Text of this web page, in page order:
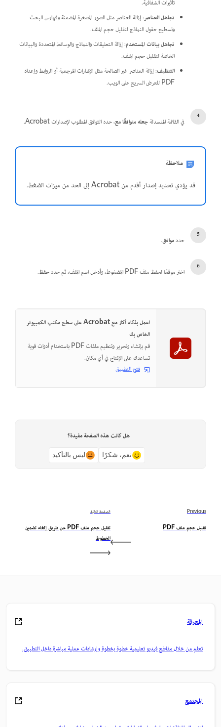
تأثيرات الشفافية.
تجاهل العناصر: إزالة العناصر مثل الصور المصغرة المضمنة وفهارس البحث
وتسطيح حقول النماذج لتقليل حجم الملف.
تجاهل بيانات المستخدم: إزالة التعليقات والنماذج والوسائط المتعددة والبيانات
الخاصة لتقليل حجم الملف.
التنظيف: إزالة العناصر غير الصالحة مثل الإشارات المرجعية أو الروابط وإعداد
PDF للعرض السريع على الويب.
في القائمة المنسدلةجعله متوافقًا مع، حدد التوافق المطلوب لإصدارات Acrobat.
ملاحظة
قد يؤدي تحديد إصدار أقدم من Acrobat إلى الحد من ميزات الضغط.
حددموافق.
اختر موقعًا لحفظ ملف PDF المضغوط، وأدخل اسم الملف، ثم حدد حفظ.
اعمل بذكاء أكثر مع Acrobat على سطح مكتب الكمبيوتر
الخاص بك
قم بإنشاء وتحرير وتنظيم ملفات PDF باستخدام أدوات قوية
تساعدك على الإنتاج في أي مكان.
فتح التطبيق
هل كانت هذه الصفحة مفيدة؟
نعم، شكرًا ليس بالتأكيد
Previous
تقليل حجم ملف PDF
الصفحة التالية
تقليل حجم ملف PDF عن طريق إلغاء تضمين
الخطوط
المعرفة
تعلم من خلال مقاطع فيديو تعليمية خطوة بخطوة وإرشادات عملية مباشرة داخل التطبيق.
المجتمع